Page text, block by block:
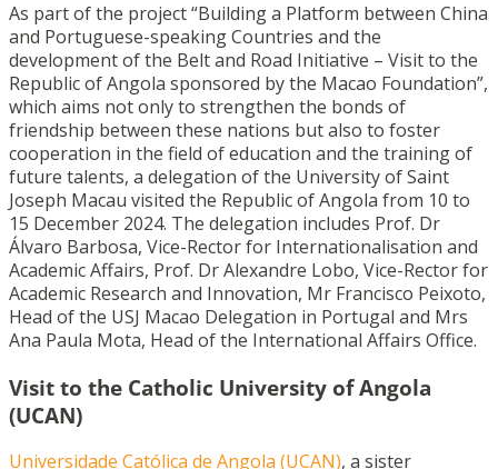
As part of the project “Building a Platform between China
and Portuguese-speaking Countries and the
development of the Belt and Road Initiative – Visit to the
Republic of Angola sponsored by the Macao Foundation”,
which aims not only to strengthen the bonds of
friendship between these nations but also to foster
cooperation in the field of education and the training of
future talents, a delegation of the University of Saint
Joseph Macau visited the Republic of Angola from 10 to
15 December 2024. The delegation includes Prof. Dr
Álvaro Barbosa, Vice-Rector for Internationalisation and
Academic Affairs, Prof. Dr Alexandre Lobo, Vice-Rector for
Academic Research and Innovation, Mr Francisco Peixoto,
Head of the USJ Macao Delegation in Portugal and Mrs
Ana Paula Mota, Head of the International Affairs Office.
Visit to the Catholic University of Angola
(UCAN)
Universidade Católica de Angola (UCAN), a sister